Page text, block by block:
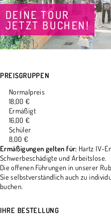
DEINE TOUR
JETZT BUCHEN!
PREISGRUPPEN
Normalpreis
18,00 €
Ermäßigt
16,00 €
Schüler
8,00 €
Ermäßigungen gelten für: Hartz IV-
Schwerbeschädigte und Arbeitslose.
Die offenen Führungen in unserer
Sie selbstverständlich auch zu
buchen.
IHRE BESTELLUNG